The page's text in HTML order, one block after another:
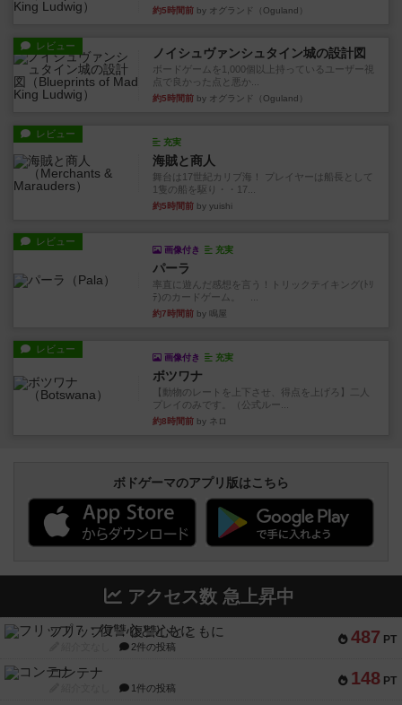
約5時間前 by オグランド（Oguland）
レビュー ノイシュヴァンシュタイン城の設計図
ボードゲームを1,000個以上持っているユーザー視
点で良かった点と悪か...
約5時間前 by オグランド（Oguland）
レビュー
充実
海賊と商人
舞台は17世紀カリブ海！ プレイヤーは船長として
1隻の船を駆り・・17...
約5時間前 by yuishi
レビュー
画像付き 充実
パーラ
率直に遊んだ感想を言う！トリックテイキング(ﾄﾘ
ﾃ)のカードゲーム。 ...
約7時間前 by 鳴屋
レビュー
画像付き 充実
ボツワナ
【動物のレートを上下させ、得点を上げろ】二人
プレイのみです。（公式ルー...
約8時間前 by ネロ
ボドゲーマのアプリ版はこちら
アクセス数 急上昇中
487 PT
フリップ７：復讐心とともに
2件の投稿
148 PT
コンテナ
1件の投稿